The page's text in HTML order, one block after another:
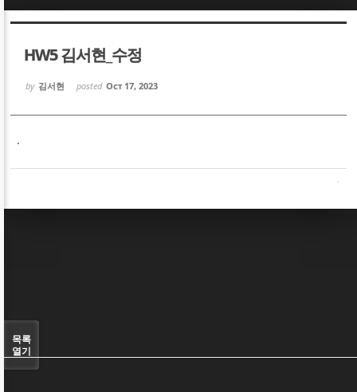
HW5 김서현_수정
by 김서현 posted Oct 17, 2023
.
목록
열기
Sketchbook5, 스케치북5
Sketchbook5, 스케치북5
Sketchbook5, 스케치북5
Sketchbook5, 스케치북5